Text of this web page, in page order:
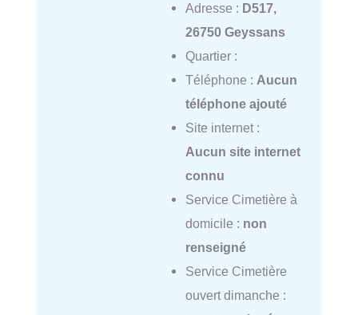
Adresse : D517,
26750 Geyssans
Quartier :
Téléphone : Aucun
téléphone ajouté
Site internet :
Aucun site internet
connu
Service Cimetière à
domicile : non
renseigné
Service Cimetière
ouvert dimanche :